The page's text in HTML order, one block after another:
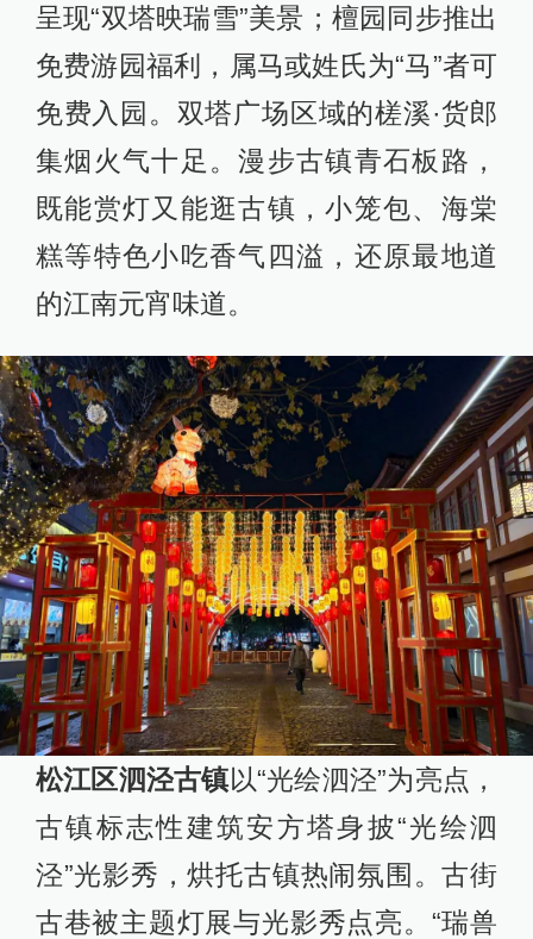
呈现“双塔映瑞雪”美景；檀园同步推出
免费游园福利，属马或姓氏为“马”者可
免费入园。双塔广场区域的槎溪·货郎
集烟火气十足。漫步古镇青石板路，
既能赏灯又能逛古镇，小笼包、海棠
糕等特色小吃香气四溢，还原最地道
的江南元宵味道。
松江区泗泾古镇以“光绘泗泾”为亮点，
古镇标志性建筑安方塔身披“光绘泗
泾”光影秀，烘托古镇热闹氛围。古街
古巷被主题灯展与光影秀点亮。“瑞兽